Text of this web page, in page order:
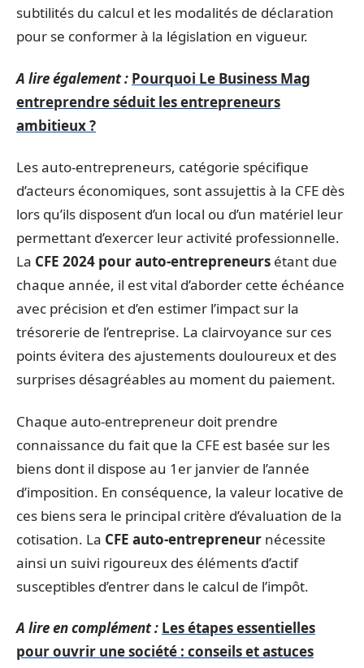
subtilités du calcul et les modalités de déclaration
pour se conformer à la législation en vigueur.
A lire également : Pourquoi Le Business Mag
entreprendre séduit les entrepreneurs
ambitieux ?
Les auto-entrepreneurs, catégorie spécifique
d’acteurs économiques, sont assujettis à la CFE dès
lors qu’ils disposent d’un local ou d’un matériel leur
permettant d’exercer leur activité professionnelle.
La CFE 2024 pour auto-entrepreneurs étant due
chaque année, il est vital d’aborder cette échéance
avec précision et d’en estimer l’impact sur la
trésorerie de l’entreprise. La clairvoyance sur ces
points évitera des ajustements douloureux et des
surprises désagréables au moment du paiement.
Chaque auto-entrepreneur doit prendre
connaissance du fait que la CFE est basée sur les
biens dont il dispose au 1er janvier de l’année
d’imposition. En conséquence, la valeur locative de
ces biens sera le principal critère d’évaluation de la
cotisation. La CFE auto-entrepreneur nécessite
ainsi un suivi rigoureux des éléments d’actif
susceptibles d’entrer dans le calcul de l’impôt.
A lire en complément : Les étapes essentielles
pour ouvrir une société : conseils et astuces